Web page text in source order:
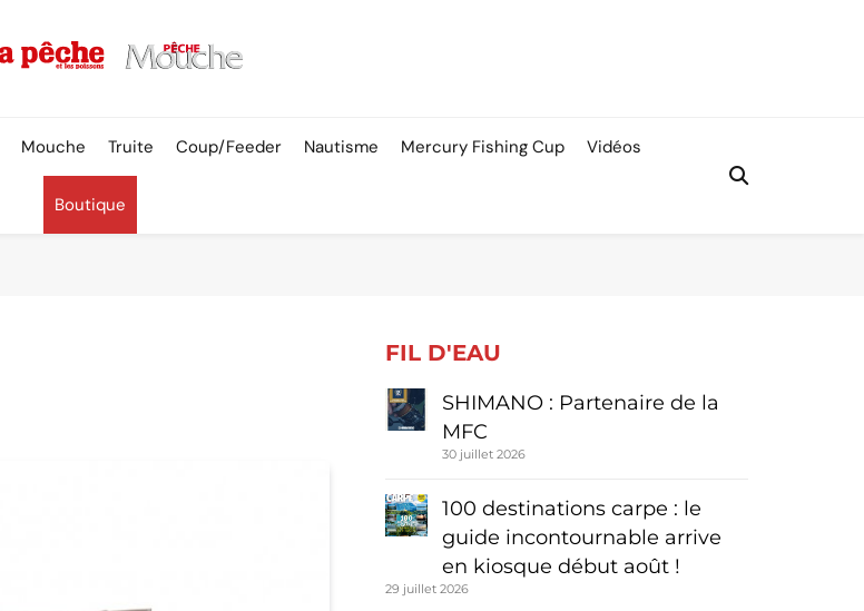
Mouche Truite Coup/Feeder Nautisme Mercury Fishing Cup Vidéos
Boutique
FIL D'EAU
SHIMANO : Partenaire de la
MFC
30 juillet 2026
100 destinations carpe : le
guide incontournable arrive
en kiosque début août !
29 juillet 2026